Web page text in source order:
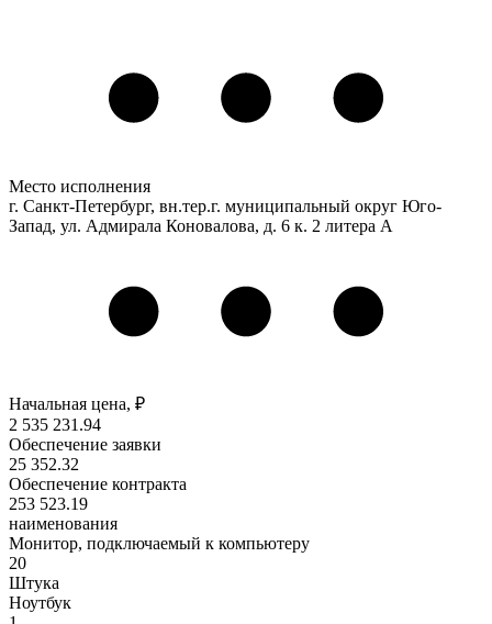
Место исполнения
г. Санкт-Петербург, вн.тер.г. муниципальный округ Юго-
Запад, ул. Адмирала Коновалова, д. 6 к. 2 литера А
Начальная цена, ₽
2 535 231 .94
Обеспечение заявки
25 352.32
Обеспечение контракта
253 523.19
наименования
Монитор, подключаемый к компьютеру
20
Штука
Ноутбук